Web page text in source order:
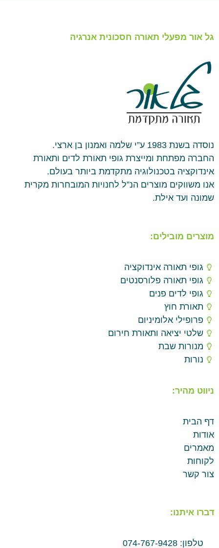
גל אור מפעלי תאורה חסכונית אנרגיה
נוסדה בשנת 1983 ע”י שלמה ואמנון בן ארצי.
החברה מפתחת ומייצרת גופי תאורת לדים ותאורת
אינדוקציה בטכנולוגיה מתקדמת ביותר בעולם.
אנו משווקים מוצרים הנ”ל לחנויות המובחרות מקרית
שמונה ועד אילת.
מוצרים מובילים:
גופי תאורה אינדוקציה
גופי תאורה פלורסנטים
גופי לדים פנים
תאורת חוץ
פרופילי אלומיניום
שלטי יציאה ותאורת חירום
מנורות שבת
נורות
ניווט מהיר:
דף הבית
אודות
מאמרים
לקוחות
צור קשר
דברו איתנו:
טלפון: 074-767-9428